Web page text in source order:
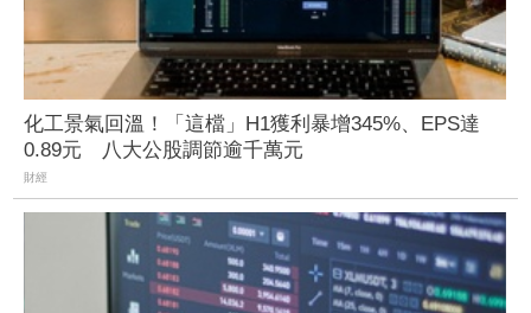
化工景氣回溫！「這檔」H1獲利暴增345%、EPS達
0.89元 八大公股調節逾千萬元
財經